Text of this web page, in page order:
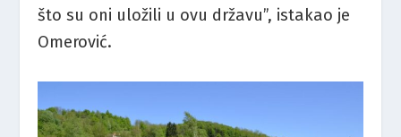
što su oni uložili u ovu državu”, istakao je
Omerović.